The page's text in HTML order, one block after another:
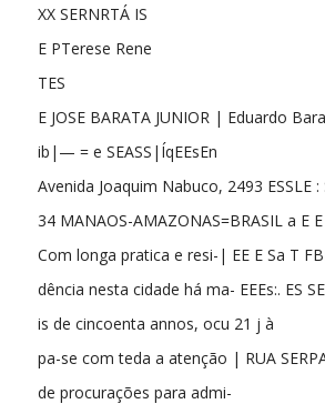
XX SERNRTÁ IS
E PTerese Rene
TES
E JOSE BARATA JUNIOR | Eduardo
ib|— = e SEASS|ÍqEEsEn
Avenida Joaquim Nabuco, 2493 ESSLE :
34 MANAOS-AMAZONAS=BRASIL a E E
Com longa pratica e resi-| EE E Sa T
dência nesta cidade há ma- EEEs:. ES
is de cincoenta annos, ocu 21 j à
pa-se com teda a atenção | RUA
de procurações para admi-